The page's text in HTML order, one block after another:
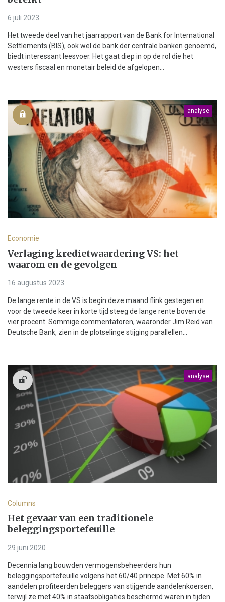
6 juli 2023
Het tweede deel van het jaarrapport van de Bank for International
Settlements (BIS), ook wel de bank der centrale banken genoemd,
biedt interessant leesvoer. Het gaat diep in op de rol die het
westers fiscaal en monetair beleid de afgelopen...
analyse
Economie
Verlaging kredietwaardering VS: het
waarom en de gevolgen
16 augustus 2023
De lange rente in de VS is begin deze maand flink gestegen en
voor de tweede keer in korte tijd steeg de lange rente boven de
vier procent. Sommige commentatoren, waaronder Jim Reid van
Deutsche Bank, zien in de plotselinge stijging parallellen...
analyse
Columns
Het gevaar van een traditionele
beleggingsportefeuille
29 juni 2020
Decennia lang bouwden vermogensbeheerders hun
beleggingsportefeuille volgens het 60/40 principe. Met 60% in
aandelen profiteerden beleggers van stijgende aandelenkoersen,
terwijl ze met 40% in staatsobligaties beschermd waren in tijden